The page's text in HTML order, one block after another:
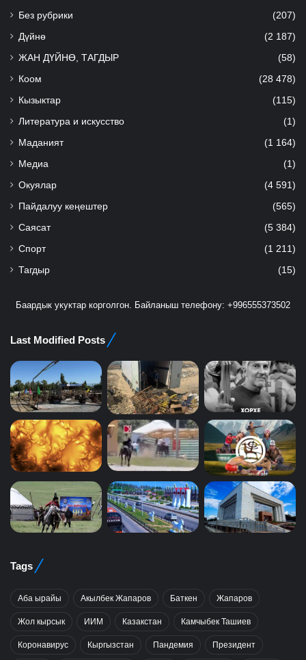
Без рубрики (207)
Дүйнө (2 187)
ЖАН ДҮЙНӨ, ТАГДЫР (58)
Коом (28 478)
Кызыктар (115)
Литература и искусство (1)
Маданият (1 164)
Медиа (1)
Окуялар (4 591)
Пайдалуу кеңештер (565)
Саясат (5 384)
Спорт (1 211)
Тагдыр (15)
Баардык укуктар корголгон. Байланыш телефону: +996555373502
Last Modified Posts
Tags
Аба ырайы Акылбек Жапаров Баткен Жапаров
Жол кырсык ИИМ Казакстан Камчыбек Ташиев
Коронавирус Кыргызстан Пандемия Президент